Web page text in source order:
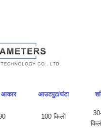
आकार आउटपुट/घंटा
100 किलो